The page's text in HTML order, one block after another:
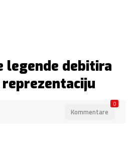
legende debitira
Kommentare
0